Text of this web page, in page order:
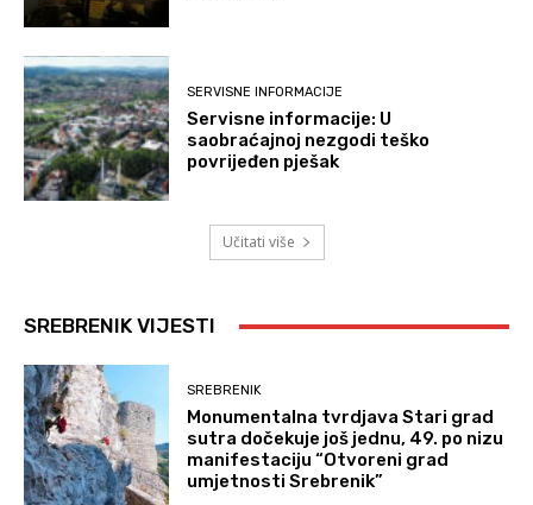
SERVISNE INFORMACIJE
Servisne informacije: U
saobraćajnoj nezgodi teško
povrijeđen pješak
Učitati više
SREBRENIK VIJESTI
SREBRENIK
Monumentalna tvrdjava Stari grad
sutra dočekuje još jednu, 49. po nizu
manifestaciju “Otvoreni grad
umjetnosti Srebrenik”